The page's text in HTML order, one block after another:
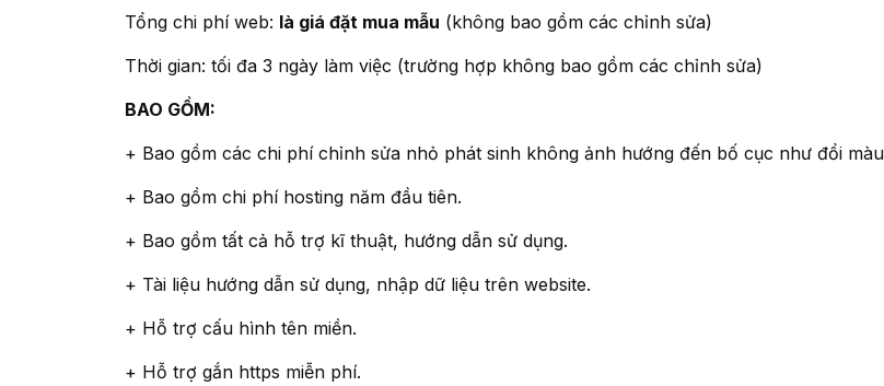
Tổng chi phí web: là giá đặt mua mẫu (không bao gồm các chỉnh sửa)
Thời gian: tối đa 3 ngày làm việc (trường hợp không bao gồm các chỉnh sửa)
BAO GỒM:
+ Bao gồm các chi phí chỉnh sửa nhỏ phát sinh không ảnh hướng đến bố cục như đổi
+ Bao gồm chi phí hosting năm đầu tiên.
+ Bao gồm tất cả hỗ trợ kĩ thuật, hướng dẫn sử dụng.
+ Tài liệu hướng dẫn sử dụng, nhập dữ liệu trên website.
+ Hỗ trợ cấu hình tên miền.
+ Hỗ trợ gắn https miễn phí.